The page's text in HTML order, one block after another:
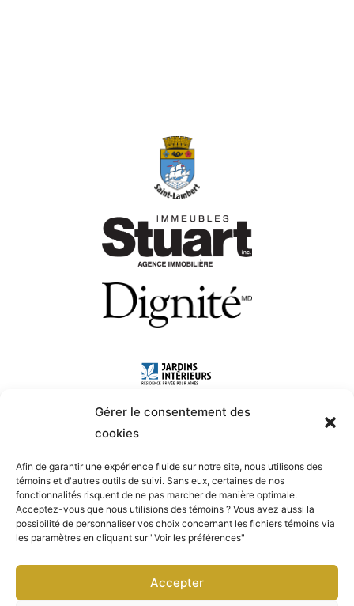
Gérer le consentement des
cookies
Afin de garantir une expérience fluide sur notre site, nous utilisons des
témoins et d'autres outils de suivi. Sans eux, certaines de nos
fonctionnalités risquent de ne pas marcher de manière optimale.
Acceptez-vous que nous utilisions des témoins ? Vous avez aussi la
possibilité de personnaliser vos choix concernant les fichiers témoins via
les paramètres en cliquant sur "Voir les préférences"
Accepter